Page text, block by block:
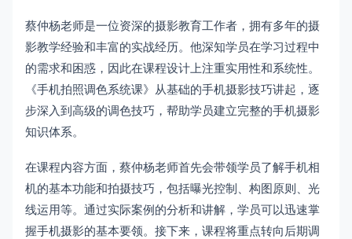
蔡仲杨老师是一位资深的摄影教育工作者，拥有多年的摄
影教学经验和丰富的实战经历。他深知学员在学习过程中
的需求和困惑，因此在课程设计上注重实用性和系统性。
《手机拍照调色系统课》从基础的手机摄影技巧讲起，逐
步深入到高级的调色技巧，帮助学员建立完整的手机摄影
知识体系。
在课程内容方面，蔡仲杨老师首先会带领学员了解手机相
机的基本功能和拍摄技巧，包括曝光控制、构图原则、光
线运用等。通过实际案例的分析和讲解，学员可以迅速掌
握手机摄影的基本要领。接下来，课程将重点转向后期调